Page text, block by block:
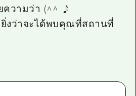
ความว่า (^^ ♪
ยิ่งว่าจะได้พบคุณที่สถานที่